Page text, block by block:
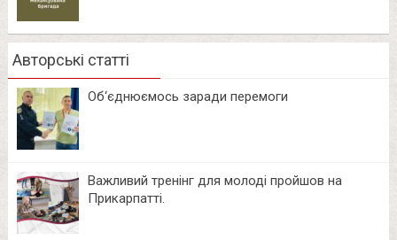
Авторські статті
Об‘єднюємось заради перемоги
Важливий тренінг для молоді пройшов на
Прикарпатті.